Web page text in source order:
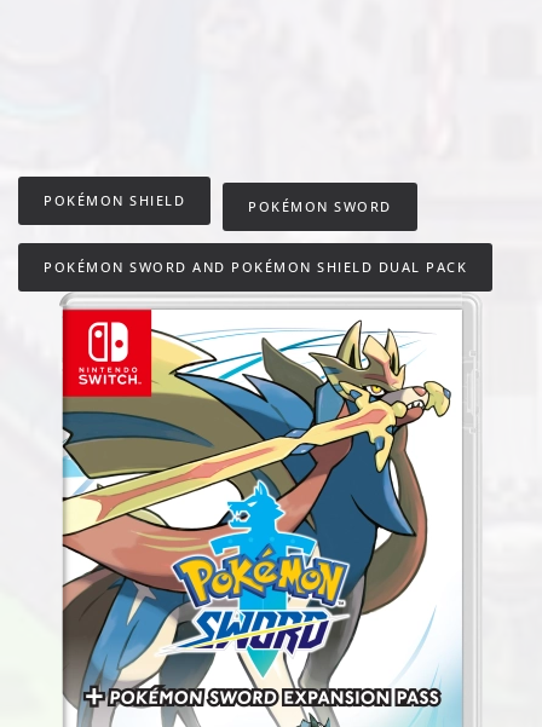
POKÉMON SHIELD POKÉMON SWORD
POKÉMON SWORD AND POKÉMON SHIELD DUAL PACK